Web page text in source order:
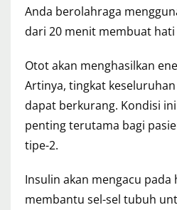
Anda berolahraga
dari 20 menit membuat
Otot akan menghasilkan
Artinya, tingkat
dapat berkurang. Kondisi
penting terutama bagi
tipe-2.
Insulin akan mengacu
membantu sel-sel tubuh